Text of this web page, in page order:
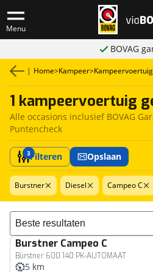
Menu
BOVAG
| Home>Kampeer>
1 kampeervoertuig
Alle occasions inclusief BOVAG
Puntencheck
3Filteren Opslaan
Burstner Diesel Campeo C
Sorteer resultaten
Burstner Campeo C
Bürstner 600 140 PK-AUTOMAAT
5 km